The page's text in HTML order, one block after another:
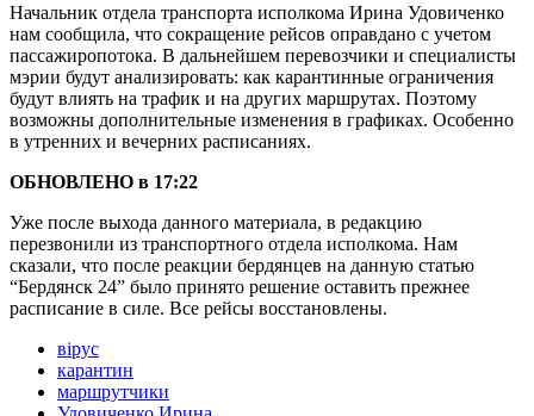
Начальник отдела транспорта исполкома Ирина Удовиченко
нам сообщила, что сокращение рейсов оправдано с учетом
пассажиропотока. В дальнейшем перевозчики и специалисты
мэрии будут анализировать: как карантинные ограничения
будут влиять на трафик и на других маршрутах. Поэтому
возможны дополнительные изменения в графиках. Особенно
в утренних и вечерних расписаниях.
ОБНОВЛЕНО в 17:22
Уже после выхода данного материала, в редакцию
перезвонили из транспортного отдела исполкома. Нам
сказали, что после реакции бердянцев на данную статью
“Бердянск 24” было принято решение оставить прежнее
расписание в силе. Все рейсы восстановлены.
вірус
карантин
маршрутчики